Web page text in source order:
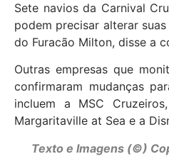
Sete navios da Carnival
podem precisar alterar
do Furacão Milton, disse a
Outras empresas que
confirmaram mudanças
incluem a MSC
Margaritaville at Sea e a
Texto e Imagens (©)